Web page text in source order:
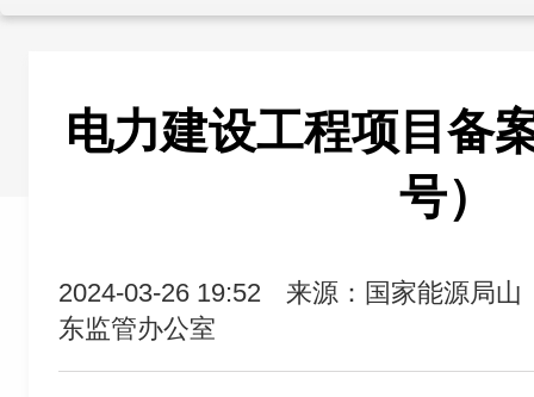
电力建设工程项目备
号）
2024-03-26 19:52
来源：国家能源局山
东监管办公室